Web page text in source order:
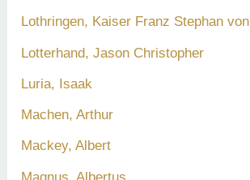
Lothringen, Kaiser Franz Stephan von
Lotterhand, Jason Christopher
Luria, Isaak
Machen, Arthur
Mackey, Albert
Magnus, Albertus